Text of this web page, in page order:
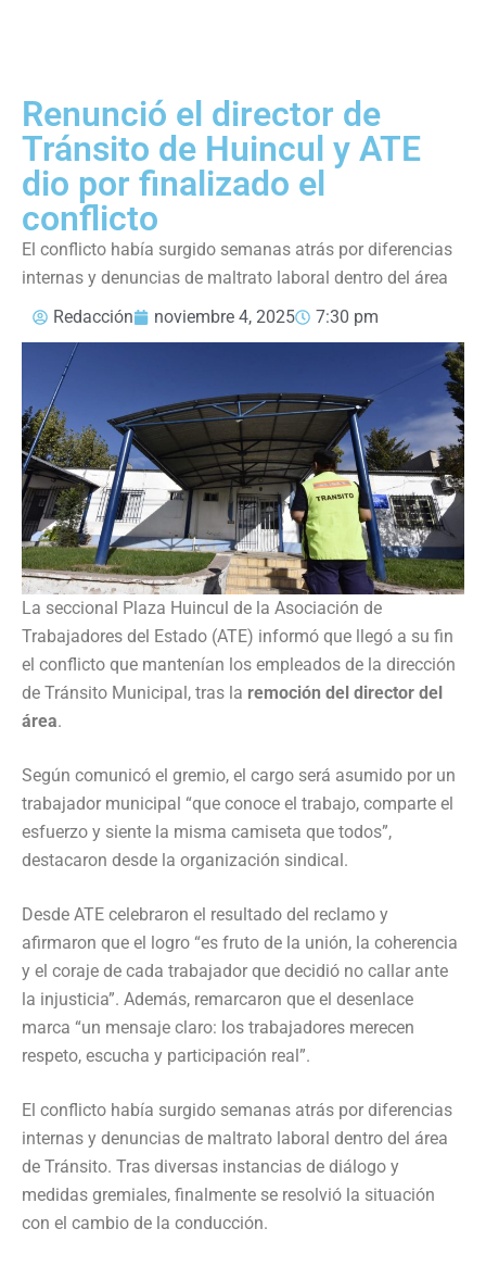
Renunció el director de
Tránsito de Huincul y ATE
dio por finalizado el
conflicto
El conflicto había surgido semanas atrás por diferencias
internas y denuncias de maltrato laboral dentro del área
Redacción
noviembre 4, 2025 7:30 pm
La seccional Plaza Huincul de la Asociación de
Trabajadores del Estado (ATE) informó que llegó a su fin
el conflicto que mantenían los empleados de la dirección
de Tránsito Municipal, tras la remoción del director del
área.
Según comunicó el gremio, el cargo será asumido por un
trabajador municipal “que conoce el trabajo, comparte el
esfuerzo y siente la misma camiseta que todos”,
destacaron desde la organización sindical.
Desde ATE celebraron el resultado del reclamo y
afirmaron que el logro “es fruto de la unión, la coherencia
y el coraje de cada trabajador que decidió no callar ante
la injusticia”. Además, remarcaron que el desenlace
marca “un mensaje claro: los trabajadores merecen
respeto, escucha y participación real”.
El conflicto había surgido semanas atrás por diferencias
internas y denuncias de maltrato laboral dentro del área
de Tránsito. Tras diversas instancias de diálogo y
medidas gremiales, finalmente se resolvió la situación
con el cambio de la conducción.